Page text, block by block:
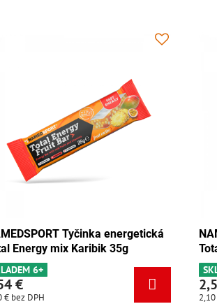
NAMEDSPORT Tyčinka energetická
Total Energy mix Tango 35g
SKLADEM 5ks
2,10 €